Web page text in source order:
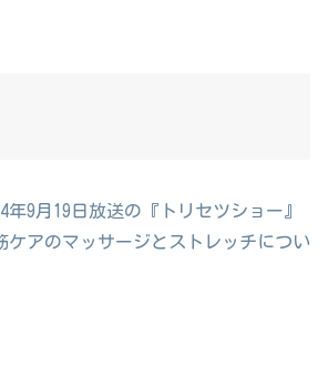
年9月19日放送の『トリセツショー』
ケアのマッサージとストレッチについ